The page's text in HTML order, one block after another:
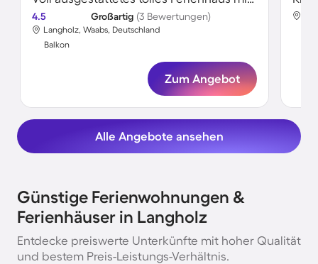
4.5 Großartig (3 Bewertungen)
Langholz, Waabs, Deutschland
Balkon
Zum Angebot
Alle Angebote ansehen
Günstige Ferienwohnungen &
Ferienhäuser in Langholz
Entdecke preiswerte Unterkünfte mit hoher Qualität
und bestem Preis-Leistungs-Verhältnis.